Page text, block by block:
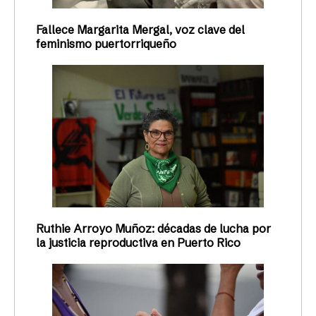
Fallece Margarita Mergal, voz clave del
feminismo puertorriqueño
Ruthie Arroyo Muñoz: décadas de lucha por
la justicia reproductiva en Puerto Rico